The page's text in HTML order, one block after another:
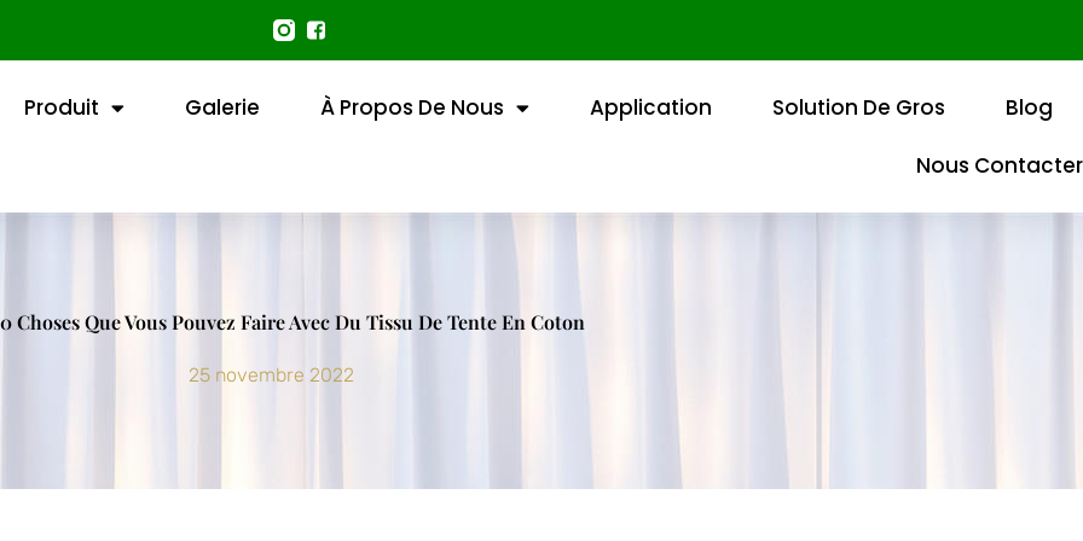
Produit Galerie À Propos De Nous Application Solution De Gros
Blog
Nous Contacter
Choses Que Vous Pouvez Faire Avec Du Tissu De Tente En Coton
25 novembre 2022